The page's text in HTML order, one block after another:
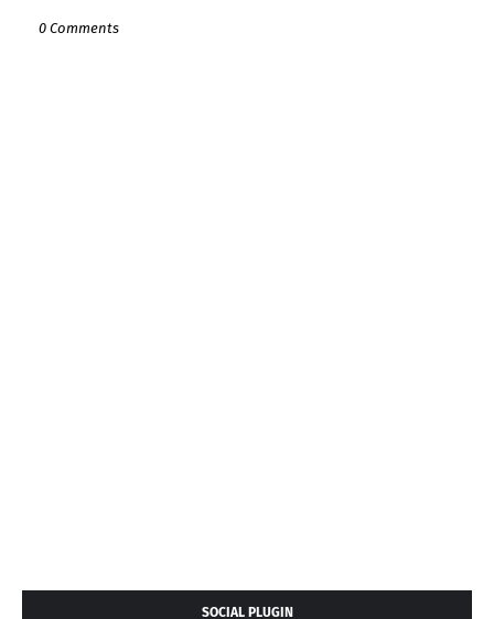
0 Comments
SOCIAL PLUGIN